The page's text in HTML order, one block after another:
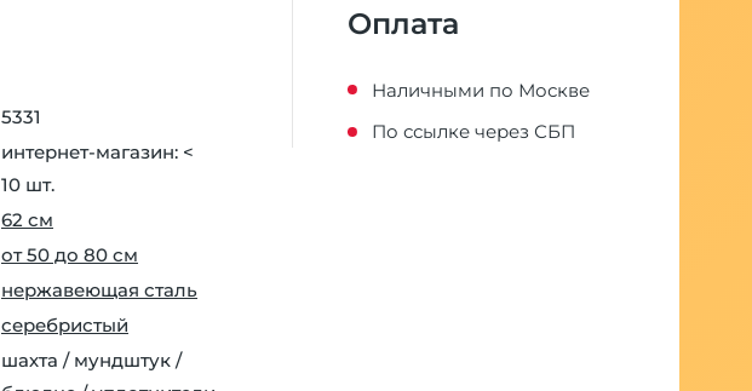
5331
интернет-магазин: <
10 шт.
62 см
от 50 до 80 см
нержавеющая сталь
серебристый
шахта / мундштук /
Оплата
Наличными по Москве
По ссылке через СБП